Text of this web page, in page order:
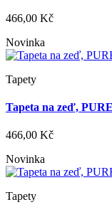
466,00 Kč
Novinka
Tapety
Tapeta na zeď,
466,00 Kč
Novinka
Tapety